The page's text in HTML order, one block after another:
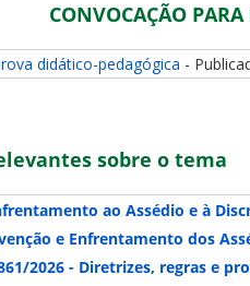
CONVOCAÇÃO
didático-pedagógica -
sobre o tema
ao Assédio e à
e Enfrentamento dos
2026 - Diretrizes, regras e